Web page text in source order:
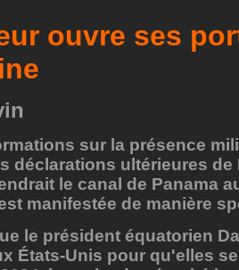
ouvre ses
sur la présence
déclarations ultérieures
le canal de Panama
manifestée de manière
le président équatorien
États-Unis pour qu'elles